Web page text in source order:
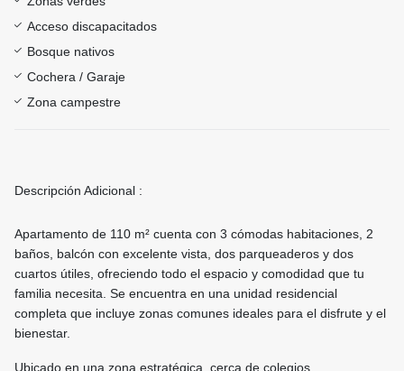
Acceso discapacitados
Bosque nativos
Cochera / Garaje
Zona campestre
Descripción Adicional :
Apartamento de 110 m² cuenta con 3 cómodas habitaciones, 2
baños, balcón con excelente vista, dos parqueaderos y dos
cuartos útiles, ofreciendo todo el espacio y comodidad que tu
familia necesita. Se encuentra en una unidad residencial
completa que incluye zonas comunes ideales para el disfrute y el
bienestar.
Ubicado en una zona estratégica, cerca de colegios,